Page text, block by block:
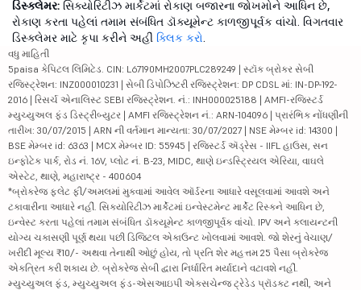
ડિસ્ક્લેમર: સિક્યોરિટીઝ માર્કેટમાં રોકાણ બજારના જોખમોને આધિન છે,
રોકાણ કરતા પહેલાં તમામ સંબંધિત ડૉક્યૂમેન્ટ કાળજીપૂર્વક વાંચો. વિગતવાર
ડિસ્ક્લેમર માટે કૃપા કરીને અહીં ક્લિક કરો.
વધુ માહિતી
5paisa કેપિટલ લિમિટેડ. CIN: L67190MH2007PLC289249 | સ્ટૉક બ્રોકર સેબી
રજિસ્ટ્રેશન: INZ000010231 | સેબી ડિપોઝિટરી રજિસ્ટ્રેશન: DP CDSL માં: IN-DP-192-
2016 | રિસર્ચ એનાલિસ્ટ SEBI રજિસ્ટ્રેશન. નં.: INH000025188 | AMFI-રજિસ્ટર્ડ
મ્યુચ્યુઅલ ફંડ ડિસ્ટ્રીબ્યુટર | AMFI રજિસ્ટ્રેશન નં.: ARN-104096 | પ્રારંભિક નોંધણીની
તારીખ: 30/07/2015 | ARN ની વર્તમાન માન્યતા: 30/07/2027 | NSE મેમ્બર id: 14300 |
BSE મેમ્બર id: 6363 | MCX મેમ્બર ID: 55945 | રજિસ્ટર્ડ ઍડ્રેસ - IIFL હાઉસ, સન
ઇન્ફોટેક પાર્ક, રોડ નં. 16V, પ્લોટ નં. B-23, MIDC, થાણે ઇન્ડસ્ટ્રિયલ એરિયા, વાઘલે
એસ્ટેટ, થાણે, મહારાષ્ટ્ર - 400604
*બ્રોકરેજ ફ્લેટ ફી/અમલમાં મુકવામાં આવેલ ઑર્ડરના આધારે વસૂલવામાં આવશે અને
ટકાવારીના આધારે નહીં. સિક્યોરિટીઝ માર્કેટમાં ઇન્વેસ્ટમેન્ટ માર્કેટ રિસ્કને આધિન છે,
ઇન્વેસ્ટ કરતા પહેલાં તમામ સંબંધિત ડૉક્યૂમેન્ટ કાળજીપૂર્વક વાંચો. IPV અને ક્લાયન્ટની
યોગ્ય ચકાસણી પૂર્ણ થયા પછી ડિજિટલ એકાઉન્ટ ખોલવામાં આવશે. જો શેરનું વેચાણ/
ખરીદી મૂલ્ય ₹10/- અથવા તેનાથી ઓછું હોય, તો પ્રતિ શેર મહત્તમ 25 પૈસા બ્રોકરેજ
એકત્રિત કરી શકાય છે. બ્રોકરેજ સેબી દ્વારા નિર્ધારિત મર્યાદાને વટાવશે નહીં.
મ્યુચ્યુઅલ ફંડ, મ્યુચ્યુઅલ ફંડ-એસઆઇપી એક્સચેન્જ ટ્રેડેડ પ્રૉડક્ટ નથી, અને